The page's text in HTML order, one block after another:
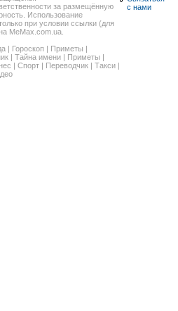
за размещённую
Использование
при условии ссылки (для
MeMax.com.ua.
| Гороскоп | Приметы |
| Тайна имени | Приметы |
| Спорт | Переводчик | Такси |
с нами